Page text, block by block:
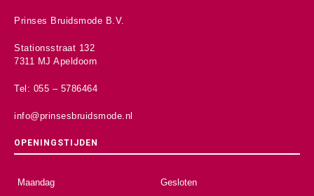
Prinses Bruidsmode B.V.
Stationsstraat 132
7311 MJ Apeldoorn
Tel: 055 – 5786464
info@prinsesbruidsmode.nl
OPENINGSTIJDEN
Maandag Gesloten